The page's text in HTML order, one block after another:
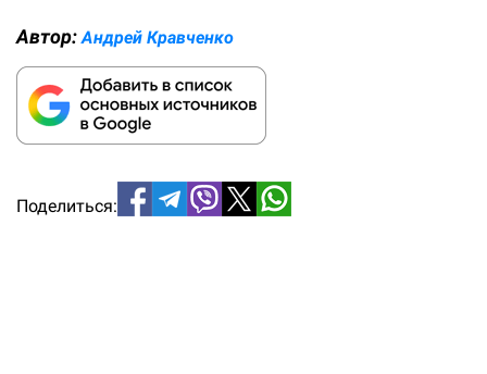
Автор: Андрей Кравченко
Поделиться: